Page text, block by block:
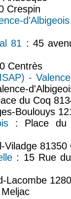
Crespin
d'Albigeois
81 : 45
Centrès
-
du Coq
Boulouys
: Place du
Viladge 81350
: 15 Rue
Lacombe